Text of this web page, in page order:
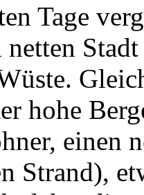
Tage
hohe
einen
Strand),